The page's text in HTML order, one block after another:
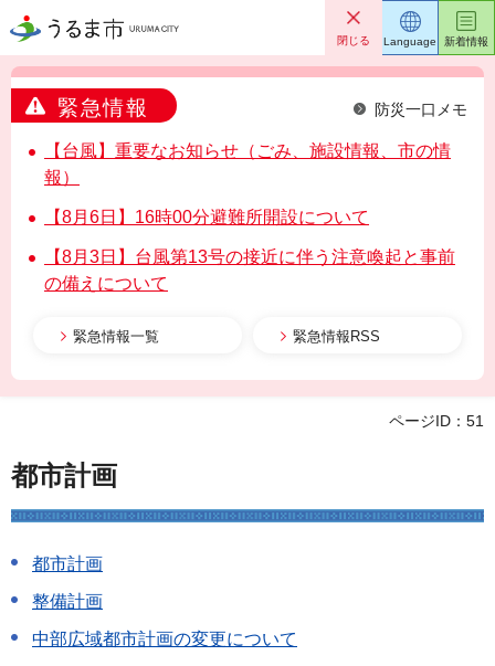
うるま市 閉じる
緊急情報 防災一口メモ
【台風】重要なお知らせ（ごみ、施設情報、市の情
報）
【8月6日】16時00分避難所開設について
【8月3日】台風第13号の接近に伴う注意喚起と事前
の備えについて
緊急情報一覧 緊急情報RSS
Language 新着情報
ページID：51
都市計画
都市計画
整備計画
中部広域都市計画の変更について